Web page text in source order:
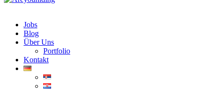
Jobs
Blog
Über Uns
Portfolio
Kontakt